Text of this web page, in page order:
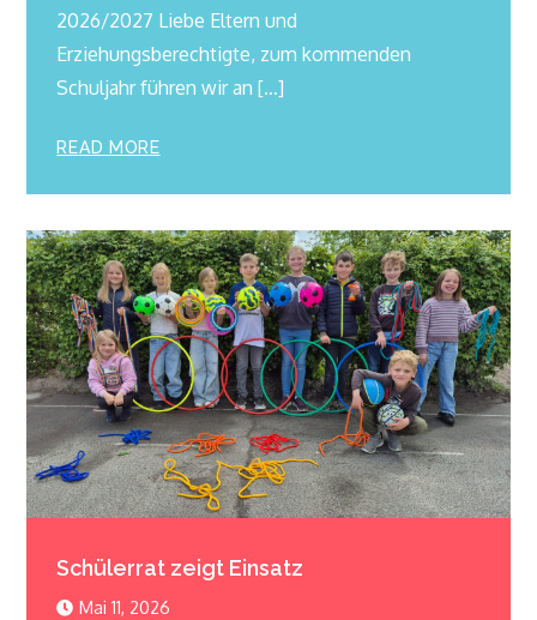
2026/2027 Liebe Eltern und
Erziehungsberechtigte, zum kommenden
Schuljahr führen wir an […]
READ MORE
Schülerrat zeigt Einsatz
Mai 11, 2026